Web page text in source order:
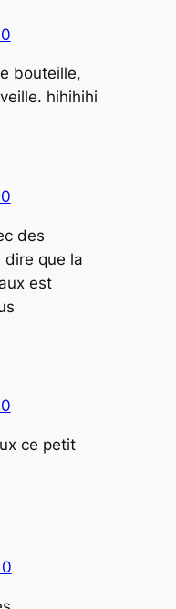
bouteille,
hihihihi
des
dire que la
est
ce petit